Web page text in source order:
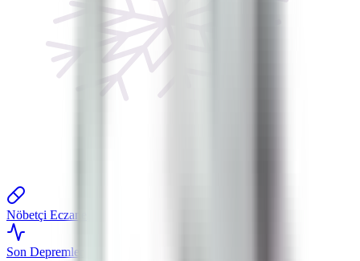
Nöbetçi Eczane
Son Depremler